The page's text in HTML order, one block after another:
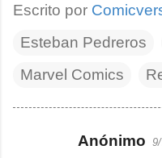
Escrito por
Esteban Pedreros
Marvel Comics
Anónimo